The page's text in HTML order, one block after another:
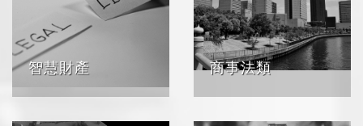
智慧財產 商事法類